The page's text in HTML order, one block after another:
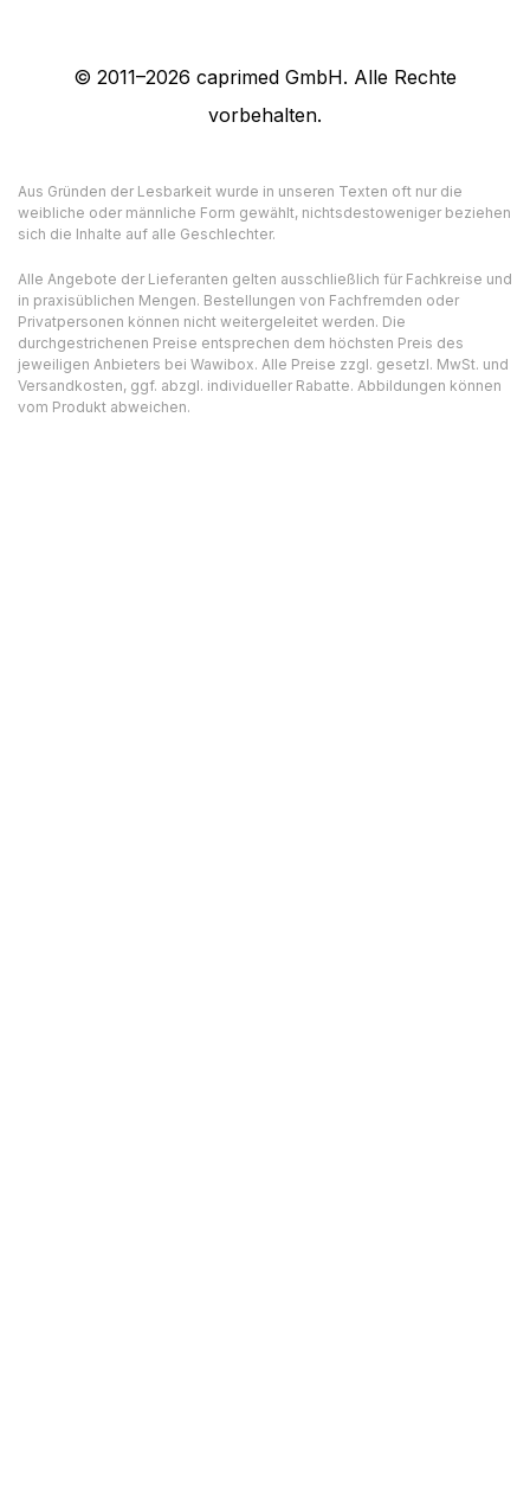
© 2011–2026 caprimed GmbH. Alle Rechte
vorbehalten.
Aus Gründen der Lesbarkeit wurde in unseren Texten oft nur die
weibliche oder männliche Form gewählt, nichtsdestoweniger beziehen
sich die Inhalte auf alle Geschlechter.
Alle Angebote der Lieferanten gelten ausschließlich für Fachkreise und
in praxisüblichen Mengen. Bestellungen von Fachfremden oder
Privatpersonen können nicht weitergeleitet werden. Die
durchgestrichenen Preise entsprechen dem höchsten Preis des
jeweiligen Anbieters bei Wawibox. Alle Preise zzgl. gesetzl. MwSt. und
Versandkosten, ggf. abzgl. individueller Rabatte. Abbildungen können
vom Produkt abweichen.